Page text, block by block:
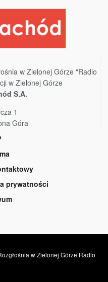
w Zielonej Górze "Radio
w Zielonej Górze
S.A.
1
Góra
prywatności
w Zielonej Górze Radio